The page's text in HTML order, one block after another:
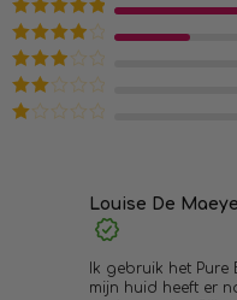
Waardering5
uit 5
Waardering
uit 5
Waardering
3
uit 5
Waardering
Louise De
Ik gebruik het
mijn huid heeft er